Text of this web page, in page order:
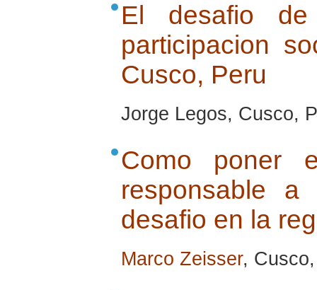
El desafio
participacion
Cusco, Peru
Jorge Legos, Cusco,
Como poner
responsable
desafio en la
Marco Zeisser,